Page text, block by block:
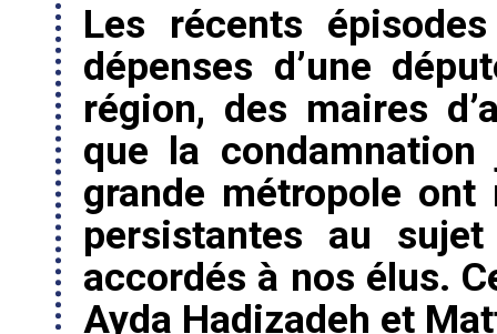
Les récents
dépenses d’une
région, des maires
que la condamnation
grande métropole
persistantes au
accordés à nos élus.
Ayda Hadizadeh et